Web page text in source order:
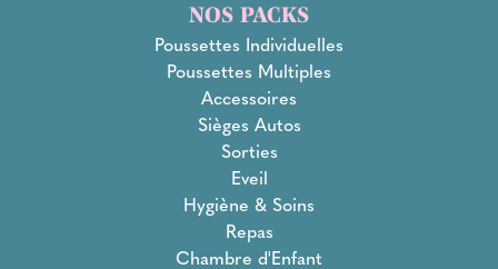
NOS PACKS
Poussettes Individuelles
Poussettes Multiples
Accessoires
Sièges Autos
Sorties
Eveil
Hygiène & Soins
Repas
Chambre d'Enfant